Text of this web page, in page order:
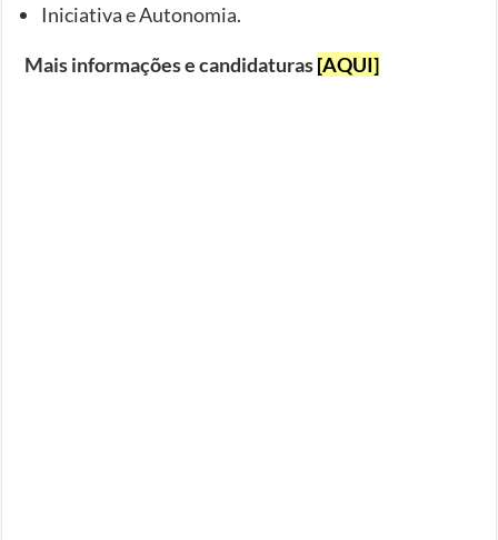
Iniciativa e Autonomia.
Mais informações e candidaturas[AQUI]